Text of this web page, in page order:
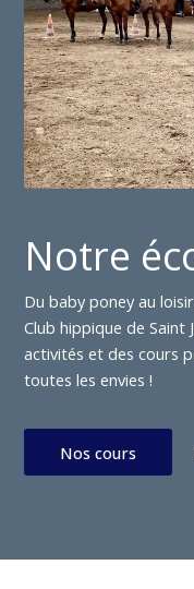
Notre
Du baby poney au
Club hippique de Saint
activités et des cours
toutes les envies !
Nos cours